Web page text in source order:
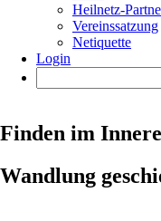
Heilnetz-
Vereinssatzung
Netiquette
Login
Finden im
Wandlung